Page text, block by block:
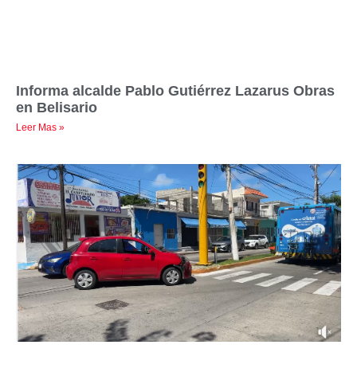
Informa alcalde Pablo Gutiérrez Lazarus Obras
en Belisario
Leer Mas »